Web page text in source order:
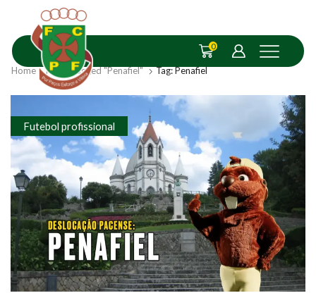
0
Home Posts Tagged "Penafiel" Tag: Penafiel
Futebol profissional